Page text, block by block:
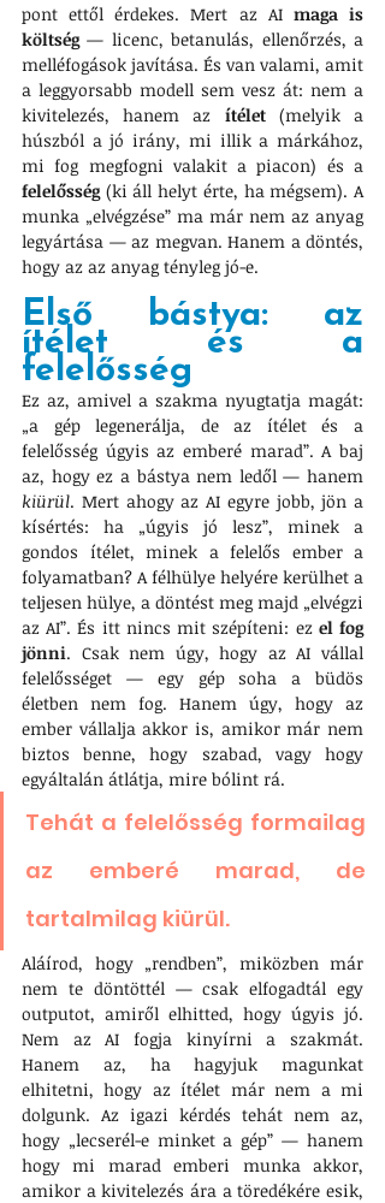
pont ettől érdekes. Mert az AI maga is
költség — licenc, betanulás, ellenőrzés, a
melléfogások javítása. És van valami, amit
a leggyorsabb modell sem vesz át: nem a
kivitelezés, hanem az ítélet (melyik a
húszból a jó irány, mi illik a márkához,
felelősség (ki áll helyt érte, ha mégsem). A
munka „elvégzése” ma már nem az anyag
legyártása — az megvan. Hanem a döntés,
hogy az az anyag tényleg jó-e.
Első bástya: az
ítélet és a
felelősség
Ez az, amivel a szakma nyugtatja magát:
„a gép legenerálja, de az ítélet és a
felelősség úgyis az emberé marad”. A baj
kiürül. Mert ahogy az AI egyre jobb, jön a
kísértés: ha „úgyis jó lesz”, minek a
gondos ítélet, minek a felelős ember a
folyamatban? A félhülye helyére kerülhet a
teljesen hülye, a döntést meg majd „elvégzi
az AI”. És itt nincs mit szépíteni: ez el fog
jönni. Csak nem úgy, hogy az AI vállal
felelősséget — egy gép soha a büdös
életben nem fog. Hanem úgy, hogy az
ember vállalja akkor is, amikor már nem
biztos benne, hogy szabad, vagy hogy
egyáltalán átlátja, mire bólint rá.
Tehát a felelősség formailag
az emberé marad, de
tartalmilag kiürül.
Aláírod, hogy „rendben”, miközben már
nem te döntöttél — csak elfogadtál egy
outputot, amiről elhitted, hogy úgyis jó.
Nem az AI fogja kinyírni a szakmát.
Hanem az, ha hagyjuk magunkat
elhitetni, hogy az ítélet már nem a mi
dolgunk. Az igazi kérdés tehát nem az,
hogy „lecserél-e minket a gép” — hanem
hogy mi marad emberi munka akkor,
amikor a kivitelezés ára a töredékére esik,